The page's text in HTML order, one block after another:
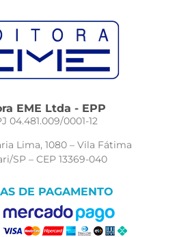
EME Ltda - EPP
04.481.009/0001-12
Lima, 1080 – Vila Fátima
SP – CEP 13369-040
DE PAGAMENTO